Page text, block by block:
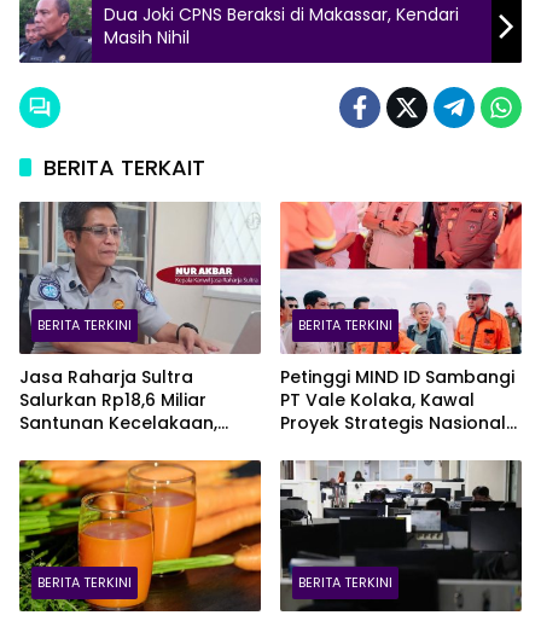
Dua Joki CPNS Beraksi di Makassar, Kendari
Masih Nihil
BERITA TERKAIT
BERITA TERKINI
Jasa Raharja Sultra
Salurkan Rp18,6 Miliar
Santunan Kecelakaan,
Terbanyak
BERITA TERKINI
Petinggi MIND ID Sambangi
PT Vale Kolaka, Kawal
Proyek Strategis Nasional
BERITA TERKINI BERITA TERKINI